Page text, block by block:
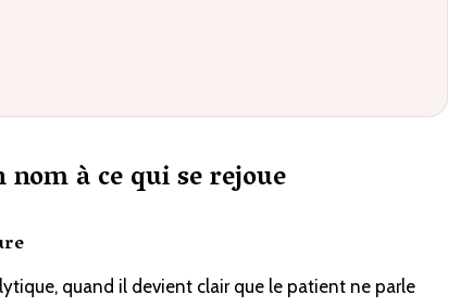
à ce qui se rejoue
quand il devient clair que le patient ne parle